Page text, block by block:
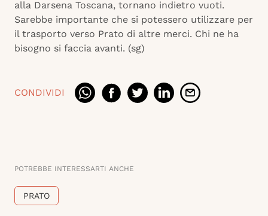
alla Darsena Toscana, tornano indietro vuoti.
Sarebbe importante che si potessero utilizzare per
il trasporto verso Prato di altre merci. Chi ne ha
bisogno si faccia avanti. (sg)
CONDIVIDI
POTREBBE INTERESSARTI ANCHE
PRATO